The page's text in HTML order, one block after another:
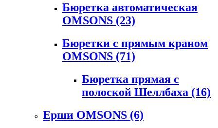
Бюретка автоматическая
OMSONS (23)
Бюретки с прямым краном
OMSONS (71)
Бюретка прямая с
полоской Шеллбаха (16)
Ерши OMSONS (6)